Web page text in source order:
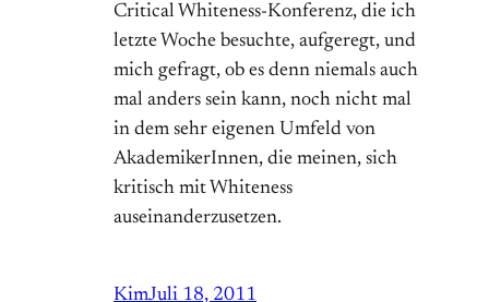
Critical Whiteness-Konferenz, die ich
letzte Woche besuchte, aufgeregt, und
mich gefragt, ob es denn niemals auch
mal anders sein kann, noch nicht mal
in dem sehr eigenen Umfeld von
AkademikerInnen, die meinen, sich
kritisch mit Whiteness
auseinanderzusetzen.
KimJuli 18, 2011